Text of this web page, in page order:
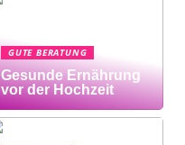
GUTE BERATUNG
Gesunde Ernährung
vor der Hochzeit